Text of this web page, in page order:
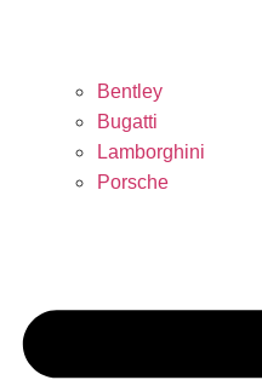
Bentley
Bugatti
Lamborghini
Porsche